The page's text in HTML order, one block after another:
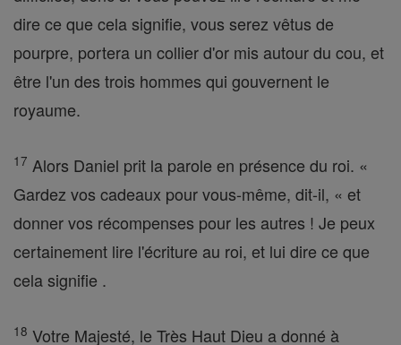
dire ce que cela signifie, vous serez vêtus de
pourpre, portera un collier d'or mis autour du cou, et
être l'un des trois hommes qui gouvernent le
royaume.
17 Alors Daniel prit la parole en présence du roi. «
Gardez vos cadeaux pour vous-même, dit-il, « et
donner vos récompenses pour les autres ! Je peux
certainement lire l'écriture au roi, et lui dire ce que
cela signifie .
18 Votre Majesté, le Très Haut Dieu a donné à